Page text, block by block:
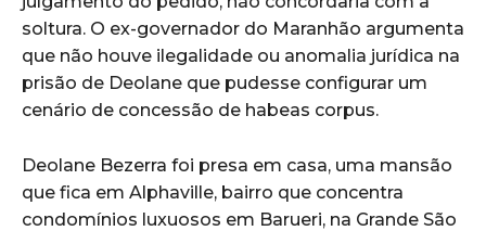
soltura. O ex-governador do Maranhão argumenta
que não houve ilegalidade ou anomalia jurídica na
prisão de Deolane que pudesse configurar um
cenário de concessão de habeas corpus.
Deolane Bezerra foi presa em casa, uma mansão
que fica em Alphaville, bairro que concentra
condomínios luxuosos em Barueri, na Grande São